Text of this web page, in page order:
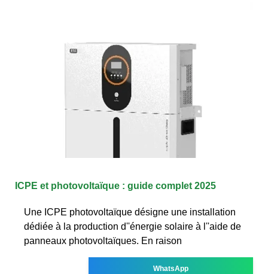
ICPE et photovoltaïque : guide complet 2025
Une ICPE photovoltaïque désigne une installation
dédiée à la production d''énergie solaire à l''aide de
panneaux photovoltaïques. En raison
WhatsApp